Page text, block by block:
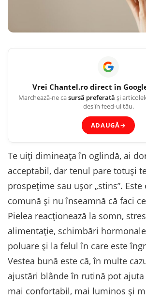
Vrei Chantel.rodirect în
Marchează-ne casursă preferată și
des în feed-ul tău.
ADAUGĂ→
Te uiți dimineața în oglindă, ai
acceptabil, dar tenul pare totuși
prospețime sau ușor „stins”.
comună și nu înseamnă că faci
Pielea reacționează la somn,
alimentație, schimbări
poluare și la felul în care este
Vestea bună este că, în multe
ajustări blânde în rutină pot
mai confortabil, mai luminos și